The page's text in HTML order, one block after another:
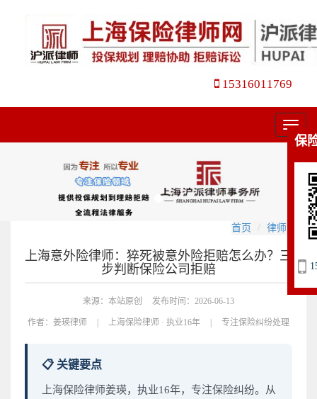
15316011769
菜
单
首页 律师文集
上海意外险律师：猝死被意外险拒赔怎么办？三
步判断保险公司拒赔
来源：本站原创 发布时间：2026-06-13
作者： 姜瑛律师 | 上海保险律师 · 执业16年 | 专注保险纠纷处理
📋 关键要点
上海保险律师姜瑛，执业16年，专注保险纠纷。从
保